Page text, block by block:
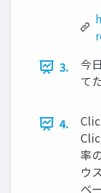
3.
今
て
4.
率
ウ
ベ